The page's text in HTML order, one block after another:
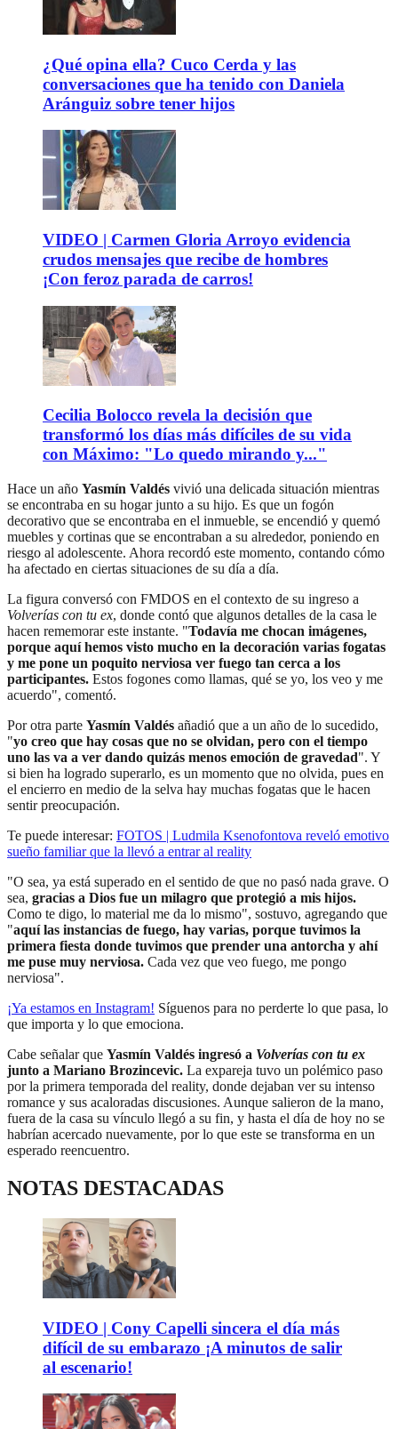
¿Qué opina ella? Cuco Cerda y las
conversaciones que ha tenido con Daniela
Aránguiz sobre tener hijos
VIDEO | Carmen Gloria Arroyo evidencia
crudos mensajes que recibe de hombres
¡Con feroz parada de carros!
Cecilia Bolocco revela la decisión que
transformó los días más difíciles de su vida
con Máximo: "Lo quedo mirando y..."
Hace un año Yasmín Valdés vivió una delicada situación mientras
se encontraba en su hogar junto a su hijo. Es que un fogón
decorativo que se encontraba en el inmueble, se encendió y quemó
muebles y cortinas que se encontraban a su alrededor, poniendo en
riesgo al adolescente. Ahora recordó este momento, contando cómo
ha afectado en ciertas situaciones de su día a día.
La figura conversó con FMDOS en el contexto de su ingreso a
Volverías con tu ex, donde contó que algunos detalles de la casa le
hacen rememorar este instante. "Todavía me chocan imágenes,
porque aquí hemos visto mucho en la decoración varias fogatas
y me pone un poquito nerviosa ver fuego tan cerca a los
participantes. Estos fogones como llamas, qué se yo, los veo y me
acuerdo", comentó.
Por otra parte Yasmín Valdés añadió que a un año de lo sucedido,
"yo creo que hay cosas que no se olvidan, pero con el tiempo
uno las va a ver dando quizás menos emoción de gravedad". Y
si bien ha logrado superarlo, es un momento que no olvida, pues en
el encierro en medio de la selva hay muchas fogatas que le hacen
sentir preocupación.
Te puede interesar: FOTOS | Ludmila Ksenofontova reveló emotivo
sueño familiar que la llevó a entrar al reality
"O sea, ya está superado en el sentido de que no pasó nada grave. O
sea, gracias a Dios fue un milagro que protegió a mis hijos.
Como te digo, lo material me da lo mismo", sostuvo, agregando que
"aquí las instancias de fuego, hay varias, porque tuvimos la
primera fiesta donde tuvimos que prender una antorcha y ahí
me puse muy nerviosa. Cada vez que veo fuego, me pongo
nerviosa".
¡Ya estamos en Instagram! Síguenos para no perderte lo que pasa, lo
que importa y lo que emociona.
Cabe señalar que Yasmín Valdés ingresó a Volverías con tu ex
junto a Mariano Brozincevic. La expareja tuvo un polémico paso
por la primera temporada del reality, donde dejaban ver su intenso
romance y sus acaloradas discusiones. Aunque salieron de la mano,
fuera de la casa su vínculo llegó a su fin, y hasta el día de hoy no se
habrían acercado nuevamente, por lo que este se transforma en un
esperado reencuentro.
NOTAS DESTACADAS
VIDEO | Cony Capelli sincera el día más
difícil de su embarazo ¡A minutos de salir
al escenario!